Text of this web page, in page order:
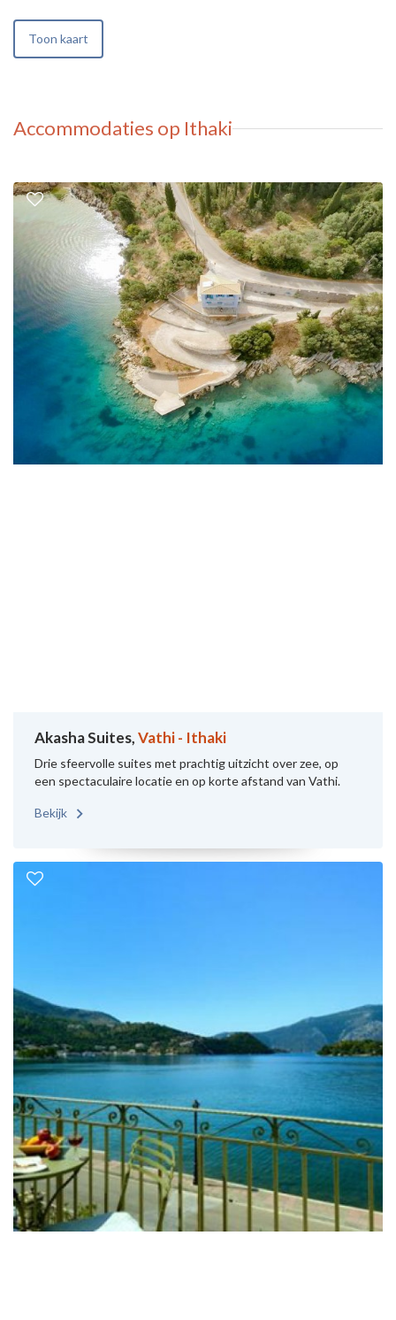
Toon kaart
Accommodaties op Ithaki
Akasha Suites,Vathi - Ithaki
Drie sfeervolle suites met prachtig uitzicht over zee, op
een spectaculaire locatie en op korte afstand van Vathi.
Bekijk